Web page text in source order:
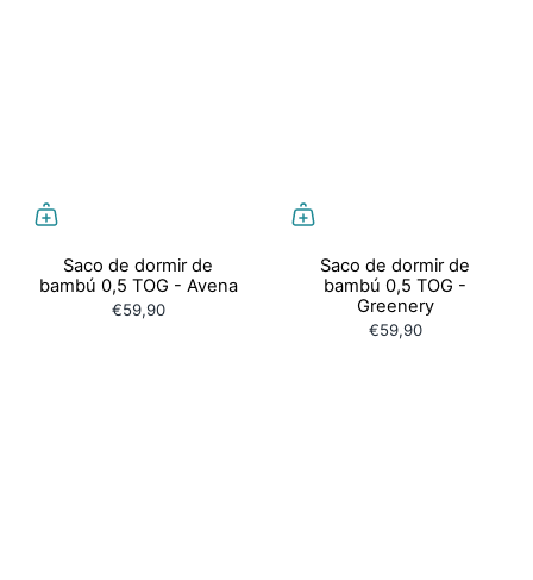
Saco de dormir de
bambú 0,5 TOG - Avena
€59,90
Saco de dormir de
bambú 0,5 TOG -
Greenery
€59,90